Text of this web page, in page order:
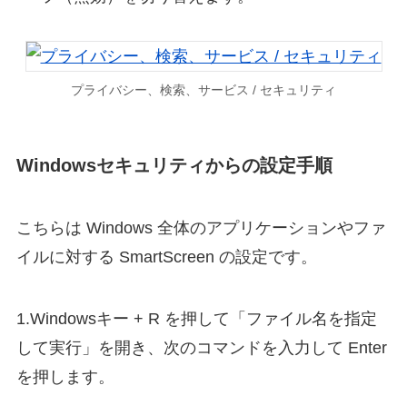
プライバシー、検索、サービス / セキュリティ
Windowsセキュリティからの設定手順
こちらは Windows 全体のアプリケーションやファ
イルに対する SmartScreen の設定です。
1.Windowsキー + R を押して「ファイル名を指定
して実行」を開き、次のコマンドを入力して Enter
を押します。